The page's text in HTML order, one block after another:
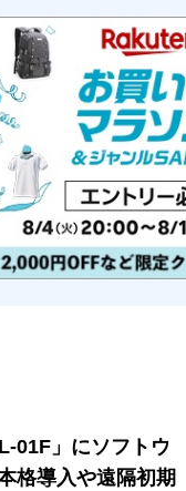
01F」にソフトウ
格導入や遠隔初期